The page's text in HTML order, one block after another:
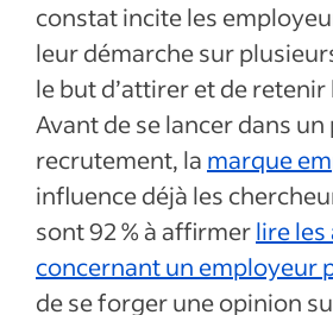
constat incite les
leur démarche sur
le but d’attirer et de retenir
Avant de se lancer dans
recrutement, la marque
influence déjà les
sont 92% à affirmerlire les
concernant un employeur
de se forger une opinion